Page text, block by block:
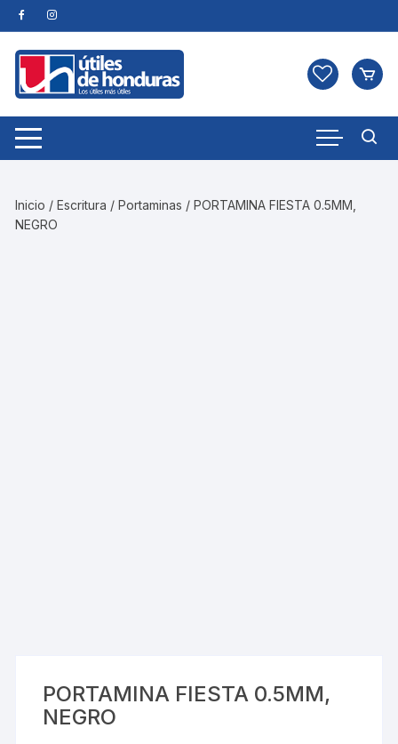
Skip
to
content
Inicio /Escritura /Portaminas / PORTAMINA FIESTA 0.5MM,
NEGRO
PORTAMINA FIESTA 0.5MM,
NEGRO